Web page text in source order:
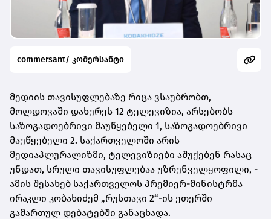
commersant/ კომერსანტი
მედიის თავისუფლებაზე რიცა ვსაუბრობთ,
მოლდოვაში დახურეს 12 ტელევიზია, არსებობს
საზოგადოებრივი მაუწყებელი 1, საზოგადოებრივი
მაუწყებელი 2. საქართველოში არის
მედიაპლურალიზმი, ტელევიზიები აშუქებენ რასაც
უნდათ, სრული თავისუფლებაა უზრუნველყოფილი, -
ამის შესახებ საქართველოს პრემიერ-მინისტრმა
ირაკლი კობახიძემ „რუსთავი 2“-ის ეთერში
გამართულ დებატებში განაცხადა.